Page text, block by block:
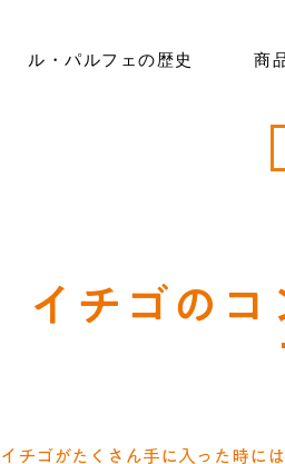
ル・パルフェの歴史 商
イチゴのコ
イチゴがたくさん手に入った時に